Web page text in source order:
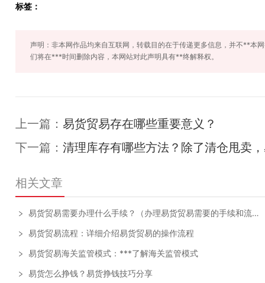
标签：
声明：非本网作品均来自互联网，转载目的在于传递更多信息，并不**本
们将在***时间删除内容，本网站对此声明具有**终解释权。
上一篇： 易货贸易存在哪些重要意义？
下一篇： 清理库存有哪些方法？除了清仓甩卖
相关文章
易货贸易需要办理什么手续？（办理易货贸易需要的手续和流程）
易货贸易流程：详细介绍易货贸易的操作流程
易货贸易海关监管模式：***了解海关监管模式
易货怎么挣钱？易货挣钱技巧分享